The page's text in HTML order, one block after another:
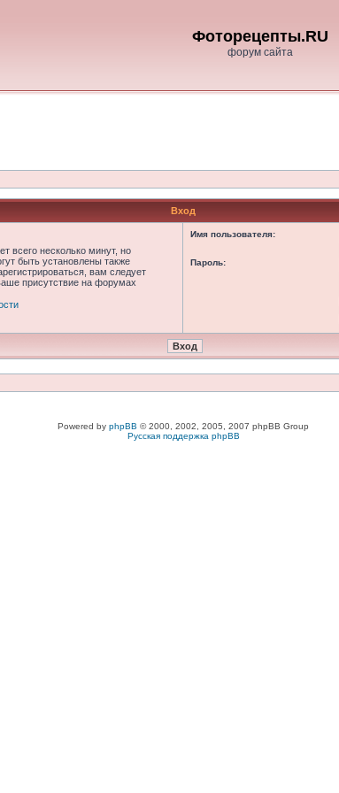
Фоторецепты.RU
форум сайта
Вход
всего несколько минут, но
быть установлены также
вам следует
присутствие на форумах
Имя пользователя:
Пароль:
Powered by phpBB © 2000, 2002, 2005, 2007 phpBB Group
Русская поддержка phpBB